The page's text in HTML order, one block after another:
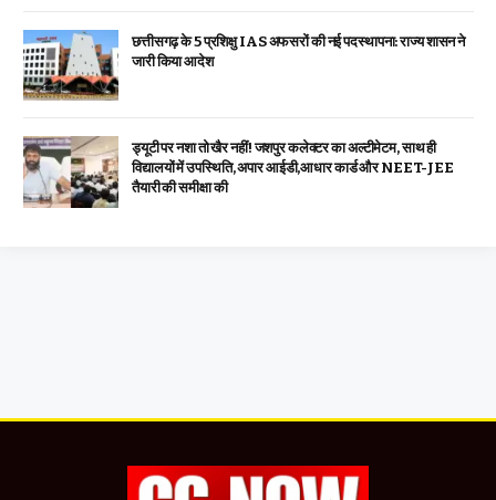
छत्तीसगढ़ के 5 प्रशिक्षु IAS अफसरों की नई पदस्थापना: राज्य शासन ने
जारी किया आदेश
ड्यूटी पर नशा तो खैर नहीं! जशपुर कलेक्टर का अल्टीमेटम, साथ ही
विद्यालयों में उपस्थिति, अपार आईडी,आधार कार्ड और NEET-JEE
तैयारी की समीक्षा की